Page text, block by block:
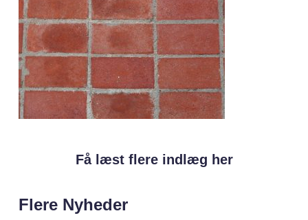
Få læst flere indlæg her
Flere Nyheder